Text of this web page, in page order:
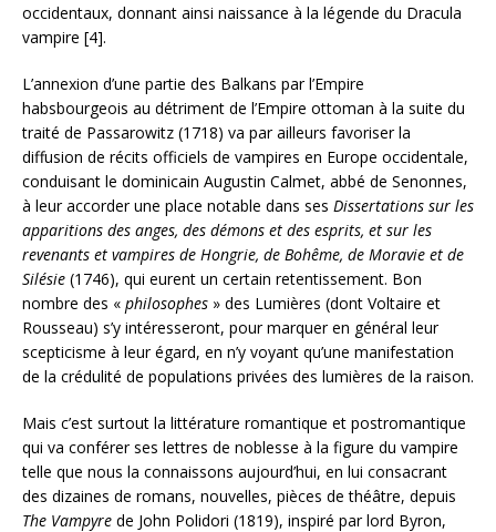
occidentaux, donnant ainsi naissance à la légende du Dracula
vampire [4].
L’annexion d’une partie des Balkans par l’Empire
habsbourgeois au détriment de l’Empire ottoman à la suite du
traité de Passarowitz (1718) va par ailleurs favoriser la
diffusion de récits officiels de vampires en Europe occidentale,
conduisant le dominicain Augustin Calmet, abbé de Senonnes,
à leur accorder une place notable dans ses Dissertations sur les
apparitions des anges, des démons et des esprits, et sur les
revenants et vampires de Hongrie, de Bohême, de Moravie et de
Silésie (1746), qui eurent un certain retentissement. Bon
nombre des « philosophes » des Lumières (dont Voltaire et
Rousseau) s’y intéresseront, pour marquer en général leur
scepticisme à leur égard, en n’y voyant qu’une manifestation
de la crédulité de populations privées des lumières de la raison.
Mais c’est surtout la littérature romantique et postromantique
qui va conférer ses lettres de noblesse à la figure du vampire
telle que nous la connaissons aujourd’hui, en lui consacrant
des dizaines de romans, nouvelles, pièces de théâtre, depuis
The Vampyre de John Polidori (1819), inspiré par lord Byron,